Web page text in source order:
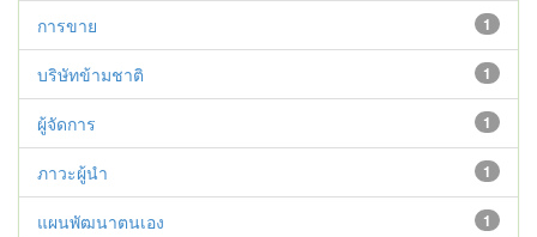
1
การขาย
1
บริษัทข้ามชาติ
1
ผู้จัดการ
1
ภาวะผู้นำ
1
แผนพัฒนาตนเอง